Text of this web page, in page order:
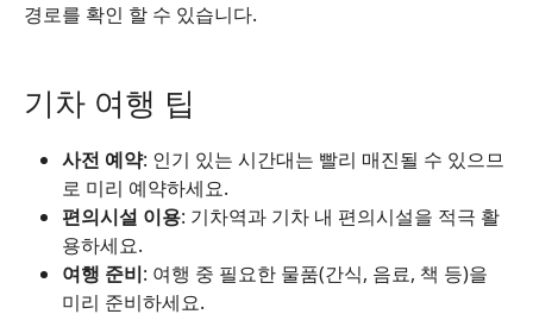
경로를 확인 할 수 있습니다.
기차 여행 팁
사전 예약: 인기 있는 시간대는 빨리 매진될 수 있으므
로 미리 예약하세요.
편의시설 이용: 기차역과 기차 내 편의시설을 적극 활
용하세요.
여행 준비: 여행 중 필요한 물품(간식, 음료, 책 등)을
미리 준비하세요.